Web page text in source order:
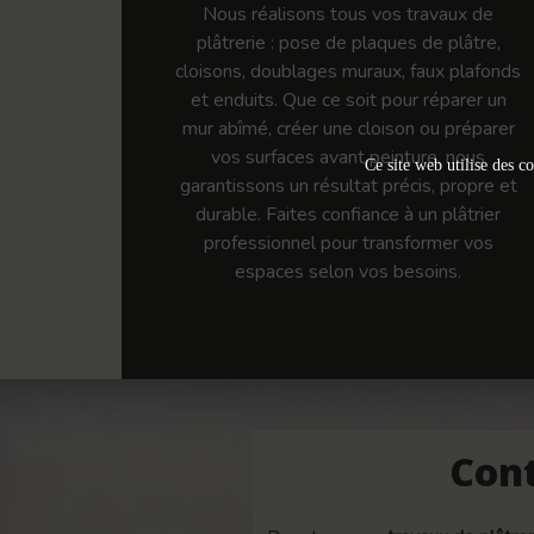
Nous réalisons tous vos travaux de
plâtrerie : pose de plaques de plâtre,
cloisons, doublages muraux, faux plafonds
et enduits. Que ce soit pour réparer un
mur abîmé, créer une cloison ou préparer
vos surfaces avant peinture, nous
garantissons un résultat précis, propre et
durable. Faites confiance à un plâtrier
professionnel pour transformer vos
espaces selon vos besoins.
Ce site web utilise des